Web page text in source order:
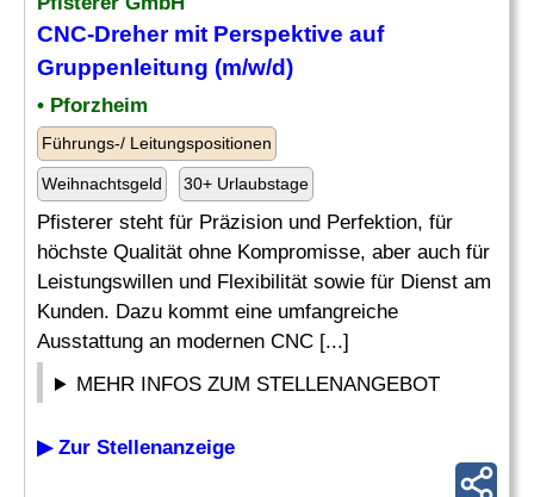
CNC-Dreher mit Perspektive auf
Gruppenleitung (m/w/d)
• Pforzheim
Führungs-/ Leitungspositionen
Weihnachtsgeld 30+ Urlaubstage
Pfisterer steht für Präzision und Perfektion, für
höchste Qualität ohne Kompromisse, aber auch für
Leistungswillen und Flexibilität sowie für Dienst am
Kunden. Dazu kommt eine umfangreiche
Ausstattung an modernen CNC [...]
MEHR INFOS ZUM STELLENANGEBOT
▶ Zur Stellenanzeige